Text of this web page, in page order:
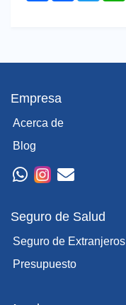
Empresa
Acerca de
Blog
Seguro de Salud
Seguro de Extranjeros
Presupuesto